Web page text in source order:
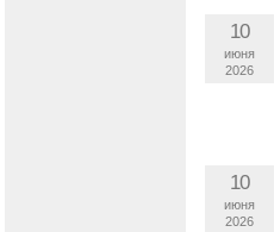
10
июня
2026
10
июня
2026